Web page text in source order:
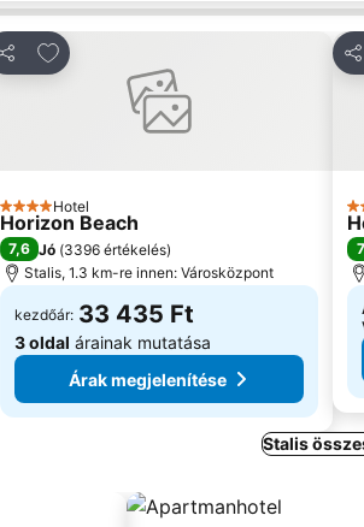
Megosztás
Hozzáadás a kedvencekhez
4 Kategória
Hotel
Horizon Beach
7,6 Jó (3396 értékelés)
Stalis, 1.3 km-re innen: Városközpont
kezdőár: 33 435 Ft
3 oldal árainak mutatása
Árak megjelenítése
3
Stalis